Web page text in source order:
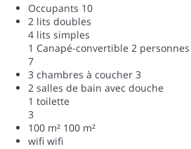
Occupants 10
2 lits doubles
4 lits simples
1 Canapé-convertible 2 personnes
7
3 chambres à coucher 3
2 salles de bain avec douche
1 toilette
3
100 m² 100 m²
wifi wifi